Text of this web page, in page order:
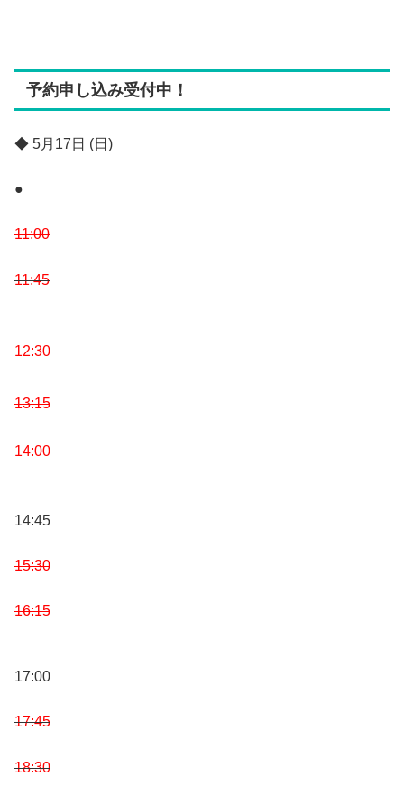
予約申し込み受付中！
◆ 5月17日 (日)
●
11:00
11:45
12:30
13:15
14:00
14:45
15:30
16:15
17:00
17:45
18:30